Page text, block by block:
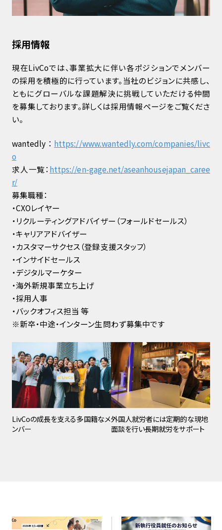
採用情報
現在LivCoでは、事業拡大に伴い各ポジションでメンバー
の採用を積極的に行っています。当社のビジョンに共感し、
ともにグローバルな課題解決に挑戦していただける仲間
を募集しております。詳しくは採用情報ページをご覧くださ
い。
wantedly： https://www.wantedly.com/companies/livc
o
求人一覧： https://en-gage.net/aseanhousejapan_caree
r/
募集職種：
・CXOレイヤー
・リクルーティングアドバイザー（フォールドセールス）
・キャリアアドバイザー
・カスタマーサクセス（登録支援スタッフ）
・インサイドセールス
・デジタルマーケター
・海外新規事業立ち上げ
・採用人事
・バックオフィス担当 等
※新卒・中途・インターン生問わず募集中です
LivCoの成長を支える多国籍なメ
ンバー
外国人就労者には定期的な現地
面談を行い長期就労をサポート